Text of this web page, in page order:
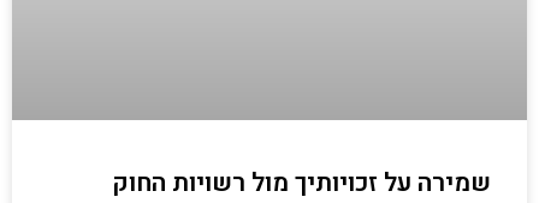
שמירה על זכויותיך מול רשויות החוק